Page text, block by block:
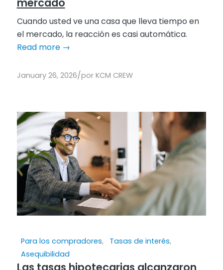
Cuando usted ve una casa que lleva tiempo en
el mercado, la reacción es casi automática.
Read more→
January 26, 2026/por KCM CREW
Para los compradores, Tasas de interés,
Asequibilidad